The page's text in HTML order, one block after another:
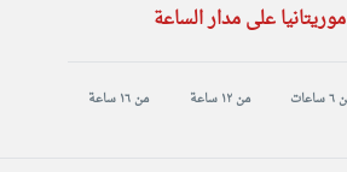
على مدار الساعة
من ١٢ ساعة من ١٦ ساعة